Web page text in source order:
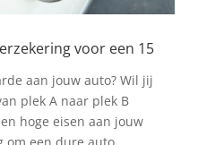
voor een 15
aan jouw auto? Wil jij
plek A naar plek B
hoge eisen aan jouw